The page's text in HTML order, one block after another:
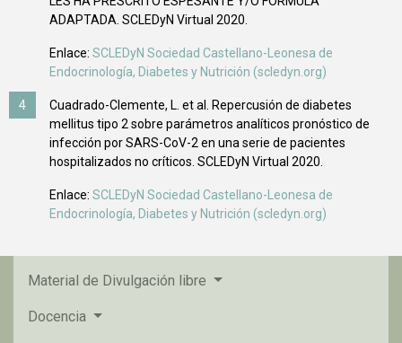
ADAPTADA. SCLEDyN Virtual 2020.
Enlace: SCLEDyN Sociedad Castellano-Leonesa de
Endocrinología, Diabetes y Nutrición (scledyn.org)
Cuadrado-Clemente, L. et al. Repercusión de diabetes
mellitus tipo 2 sobre parámetros analíticos pronóstico de
infección por SARS-CoV-2 en una serie de pacientes
hospitalizados no críticos. SCLEDyN Virtual 2020.
Enlace: SCLEDyN Sociedad Castellano-Leonesa de
Endocrinología, Diabetes y Nutrición (scledyn.org)
Material de Divulgación libre
Docencia